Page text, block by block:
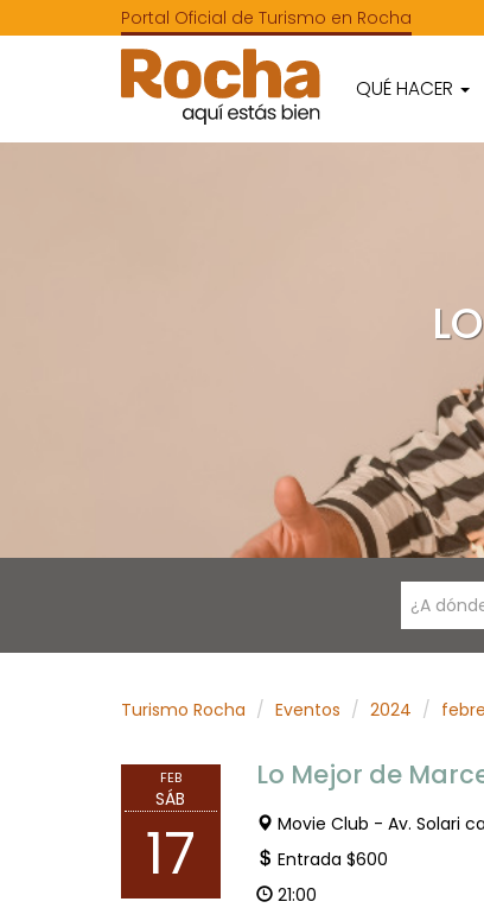
Portal Oficial de Turismo en Rocha
QUÉ HACER
¿A
Turismo Rocha Eventos 2024
FEB
SÁB
17
Lo Mejor de
Movie Club - Av. Solari
Entrada $600
21:00